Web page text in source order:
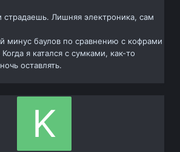
страдаешь. Лишняя электроника, сам
минус баулов по сравнению с кофрами
я катался с сумками, как-то
оставлять.